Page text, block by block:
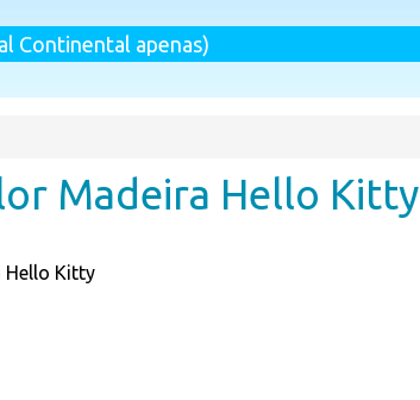
Continental apenas)
Madeira Hello Kitty
Hello Kitty